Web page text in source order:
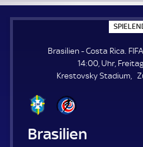
Brasilien - Costa Rica.
14:00, Uhr,
Krestovsky Stadium
Brasilien